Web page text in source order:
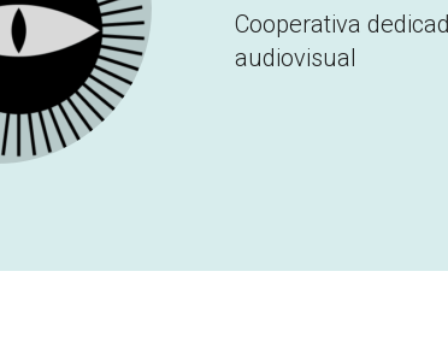
Cooperativa
audiovisual